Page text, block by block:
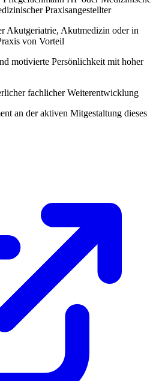
Praxisangestellter
Akutgeriatrie, Akutmedizin oder in
von Vorteil
motivierte Persönlichkeit mit hoher
fachlicher Weiterentwicklung
an der aktiven Mitgestaltung dieses